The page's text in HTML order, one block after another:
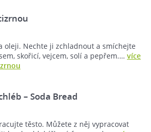
oleji. Nechte ji zchladnout a smíchejte
skořicí, vejcem, solí a pepřem.… více
– Soda Bread
těsto. Můžete z něj vypracovat